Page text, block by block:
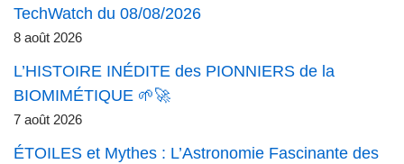
TechWatch du 08/08/2026
8 août 2026
L’HISTOIRE INÉDITE des PIONNIERS de la
BIOMIMÉTIQUE 🌱🚀
7 août 2026
ÉTOILES et Mythes : L’Astronomie Fascinante des